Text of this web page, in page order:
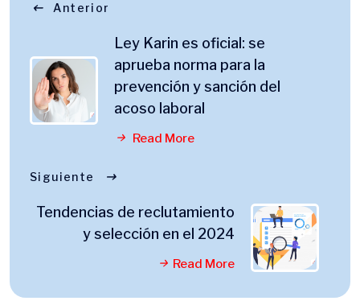
Anterior
Ley Karin es oficial: se
aprueba norma para la
prevención y sanción del
acoso laboral
Read More
Siguiente
Tendencias de reclutamiento
y selección en el 2024
Read More